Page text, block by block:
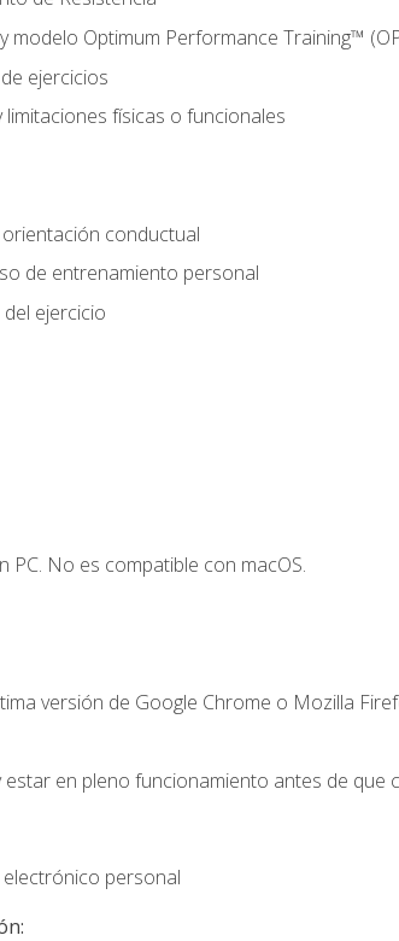
modelo Optimum Performance Training™
ejercicios
físicas o funcionales
conductual
de entrenamiento personal
ejercicio
PC. No es compatible con macOS.
versión de Google Chrome o Mozilla
en pleno funcionamiento antes de que
personal